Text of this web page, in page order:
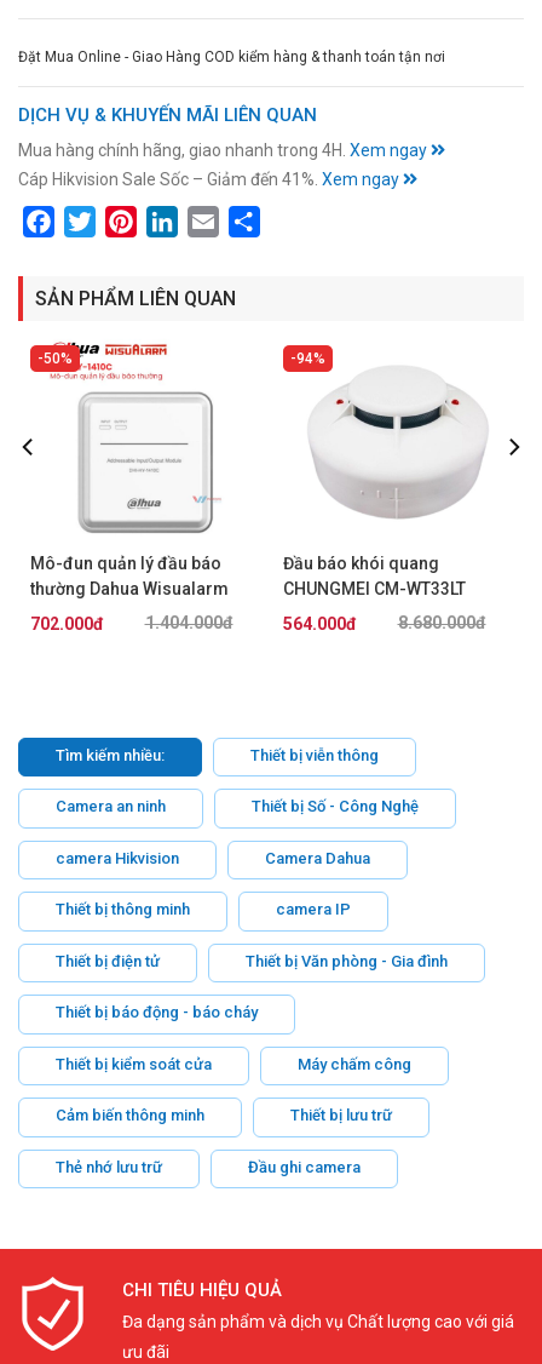
Đặt Mua Online - Giao Hàng COD kiểm hàng & thanh toán tận nơi
DỊCH VỤ & KHUYẾN MÃI LIÊN QUAN
Mua hàng chính hãng, giao nhanh trong 4H. Xem ngay
Cáp Hikvision Sale Sốc – Giảm đến 41%. Xem ngay
FacebookTwitterPinterestLinkedIn
Email
SẢN PHẨM LIÊN QUAN
50%
Mô-đun quản lý đầu báo
thường Dahua Wisualarm
DHI-HY-1460
1.404.000đ
702.000đ
94%
Đầu báo khói quang
CHUNGMEI CM-WT33LT
8.680.000đ
564.000đ
Tìm kiếm nhiều: Thiết bị viễn thông
Camera an ninh Thiết bị Số - Công Nghệ
camera Hikvision Camera Dahua
Thiết bị thông minh camera IP
Thiết bị điện tử Thiết bị Văn phòng - Gia đình
Thiết bị báo động - báo cháy
Thiết bị kiểm soát cửa Máy chấm công
Cảm biến thông minh Thiết bị lưu trữ
Thẻ nhớ lưu trữ Đầu ghi camera
CHI TIÊU HIỆU QUẢ
Đa dạng sản phẩm và dịch vụ Chất lượng cao với giá
ưu đãi